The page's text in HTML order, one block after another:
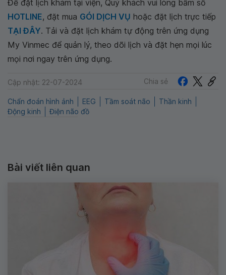
Để đặt lịch khám tại viện, Quý khách vui lòng bấm số
HOTLINE, đặt mua GÓI DỊCH VỤ hoặc đặt lịch trực tiếp
TẠI ĐÂY. Tải và đặt lịch khám tự động trên ứng dụng
My Vinmec để quản lý, theo dõi lịch và đặt hẹn mọi lúc
mọi nơi ngay trên ứng dụng.
Cập nhật: 22-07-2024 Chia sẻ
Chẩn đoán hình ảnh EEG Tầm soát não
Thần kinh
Động kinh
Điện não đồ
Bài viết liên quan